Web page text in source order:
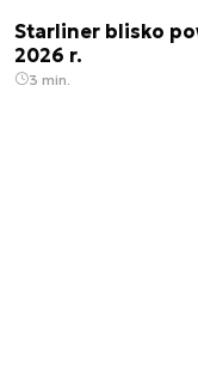
Starliner blisko
2026 r.
3 min.